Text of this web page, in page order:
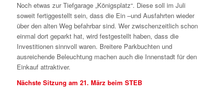
Noch etwas zur Tiefgarage „Königsplatz“. Diese soll im Juli
soweit fertiggestellt sein, dass die Ein –und Ausfahrten wieder
über den alten Weg befahrbar sind. Wer zwischenzeitlich schon
einmal dort geparkt hat, wird festgestellt haben, dass die
Investitionen sinnvoll waren. Breitere Parkbuchten und
ausreichende Beleuchtung machen auch die Innenstadt für den
Einkauf attraktiver.
Nächste Sitzung am 21. März beim STEB